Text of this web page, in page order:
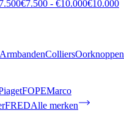
€7.500 - €10.000€10.000
ArmbandenColliersOorknoppen
FOPEMarco
FREDAlle merken